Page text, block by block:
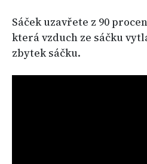
Sáček uzavřete z 90
která vzduch ze sáčku
zbytek sáčku.